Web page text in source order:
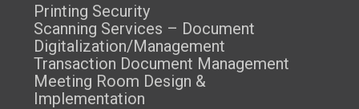
Printing Security
Scanning Services – Document
Digitalization/Management
Transaction Document Management
Meeting Room Design &
Implementation